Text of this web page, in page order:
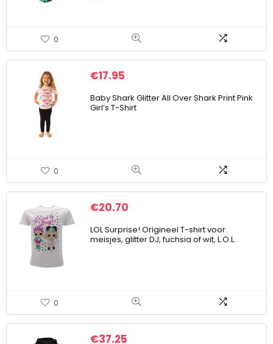
0
€17.95
Baby Shark Glitter All Over Shark Print Pink
Girl’s T-Shirt
0
€20.70
LOL Surprise! Origineel T-shirt voor
meisjes, glitter DJ, fuchsia of wit, L.O.L.
0
€37.25